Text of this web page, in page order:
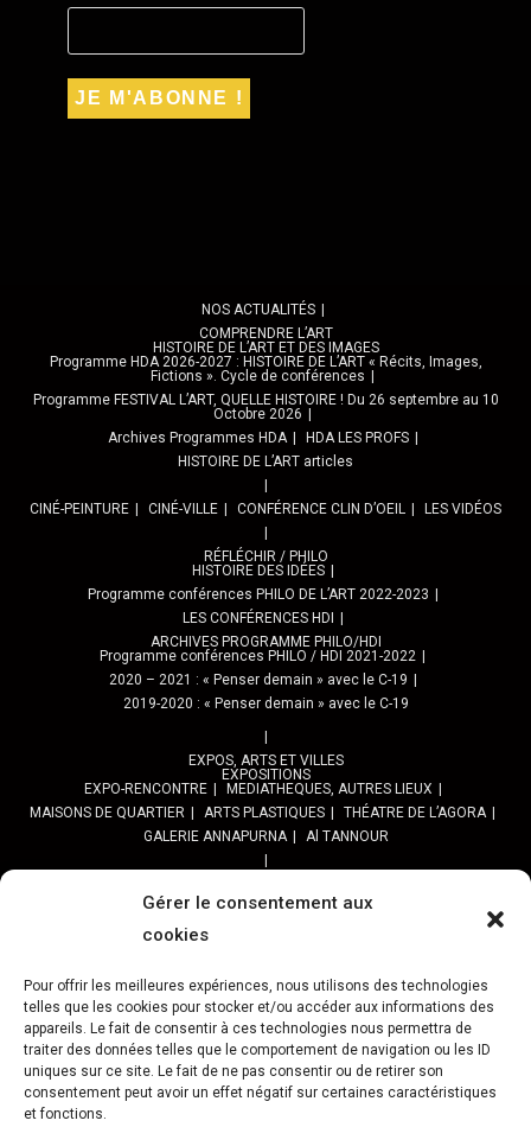
Gérer le consentement aux
cookies
Pour offrir les meilleures expériences, nous utilisons des technologies
telles que les cookies pour stocker et/ou accéder aux informations des
appareils. Le fait de consentir à ces technologies nous permettra de
traiter des données telles que le comportement de navigation ou les ID
uniques sur ce site. Le fait de ne pas consentir ou de retirer son
consentement peut avoir un effet négatif sur certaines caractéristiques
et fonctions.
NOS ACTUALITÉS
COMPRENDRE L’ART
HISTOIRE DE L’ART ET DES IMAGES
Programme HDA 2026-2027 : HISTOIRE DE L’ART « Récits, Images,
Fictions ». Cycle de conférences
Programme FESTIVAL L’ART, QUELLE HISTOIRE ! Du 26 septembre au 10
Octobre 2026
Archives Programmes HDA
HDA LES PROFS
HISTOIRE DE L’ART articles
CINÉ-PEINTURE CINÉ-VILLE CONFÉRENCE CLIN D’OEIL LES VIDÉOS
RÉFLÉCHIR / PHILO
HISTOIRE DES IDÉES
Programme conférences PHILO DE L’ART 2022-2023
LES CONFÉRENCES HDI
ARCHIVES PROGRAMME PHILO/HDI
Programme conférences PHILO / HDI 2021-2022
2020 – 2021 : « Penser demain » avec le C-19
2019-2020 : « Penser demain » avec le C-19
EXPOS, ARTS ET VILLES
EXPOSITIONS
EXPO-RENCONTRE
MEDIATHEQUES, AUTRES LIEUX
MAISONS DE QUARTIER
ARTS PLASTIQUES
THÉATRE DE L’AGORA
GALERIE ANNAPURNA
Al TANNOUR
PPROGRAMME DES BALADES URBAINES 2025
Programme SORTIES URBAN SKETCHER 2024-2025 :
Archives URBAN SKETCHERS ESSONNE
ATELIERS CULTURELS STREET ART JEU URBAIN « JeSuisMaVille »
L’ASSOCIATION